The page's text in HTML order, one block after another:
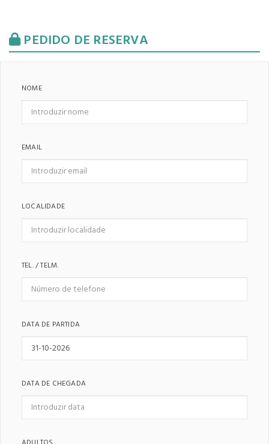
PEDIDO DE RESERVA
NOME
EMAIL
LOCALIDADE
TEL. / TELM.
DATA DE PARTIDA
DATA DE CHEGADA